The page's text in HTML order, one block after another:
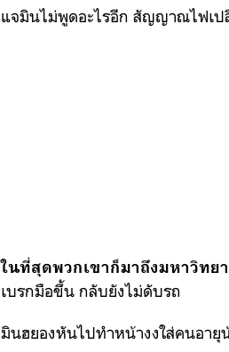
แจมินไม่พูดอะไรอีก สัญญาณไฟเป
ในที่สุดพวกเขาก็มาถึงมหาวิทย
เบรกมือขึ้น กลับยังไม่ดับรถ
มินฮยองหันไปทำหน้างงใส่คนอายุ